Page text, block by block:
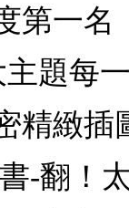
一名
題每
精緻插
-翻！